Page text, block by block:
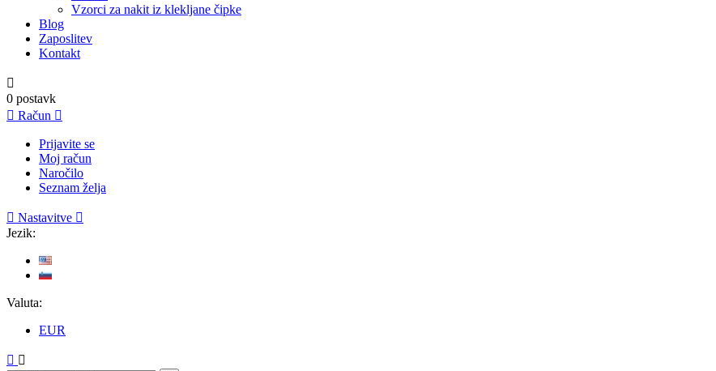
Vzorci za nakit iz klekljane čipke
Blog
Zaposlitev
Kontakt

0 postavk
 Račun 
Prijavite se
Moj račun
Naročilo
Seznam želja
 Nastavitve 
Jezik:
Valuta:
EUR
 